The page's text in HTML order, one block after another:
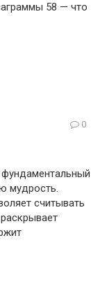
58 — что
0
мудрость.
считывать